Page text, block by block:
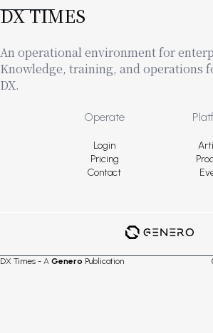
DX TIMES
An operational environment for
Knowledge, training, and operations
DX.
Operate
Login
Pricing
Contact
DX Times - A Genero Publication